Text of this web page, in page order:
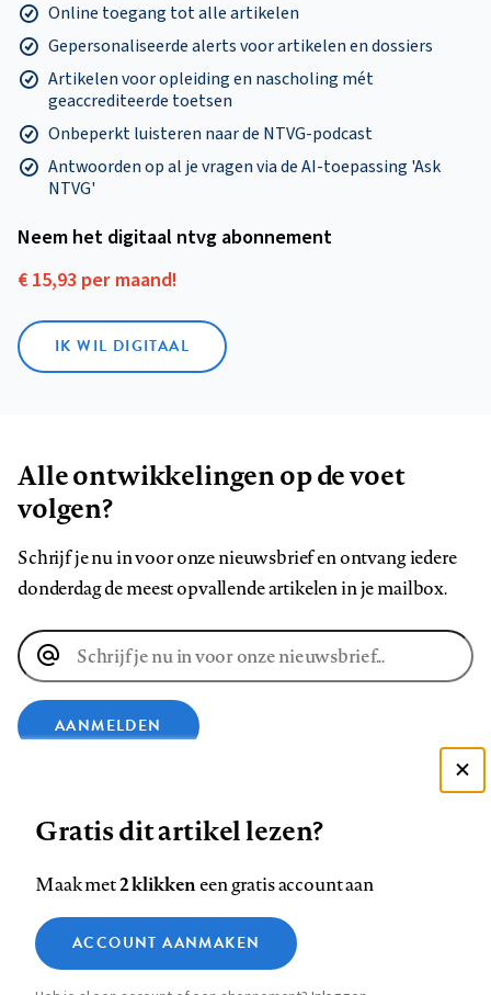
Online toegang tot alle artikelen
Gepersonaliseerde alerts voor artikelen en dossiers
Artikelen voor opleiding en nascholing mét
geaccrediteerde toetsen
Onbeperkt luisteren naar de NTVG-podcast
Antwoorden op al je vragen via de AI-toepassing 'Ask
NTVG'
Neem het digitaal ntvg abonnement
€ 15,93 per maand!
IK WIL DIGITAAL
Alle ontwikkelingen op de voet
volgen?
Schrijf je nu in voor onze nieuwsbrief en ontvang iedere
donderdag de meest opvallende artikelen in je mailbox.
E-
mailadres
AANMELDEN
op
Facebook
op
LinkedIn
op
Bluesky
ons
op
InstagramYouTube
Footer
Contact Colofon Disclaimer Privacy
Medische vragen verdienen
betrouwbare antwoorden
Gratis dit artikel lezen?
Maak met2 klikkeneen gratis account aan
ACCOUNT AANMAKEN
Zie onze cookie policy
Analytische cookies